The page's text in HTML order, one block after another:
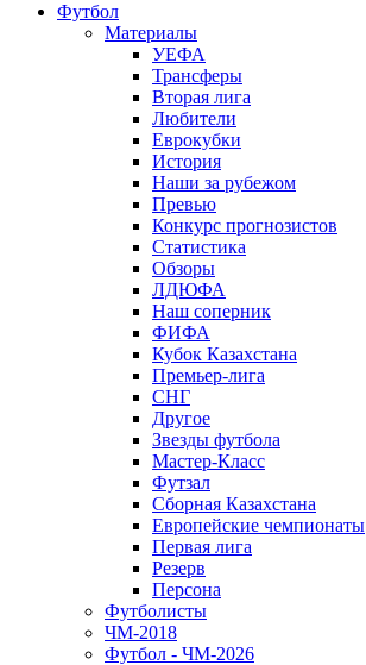
Футбол
Материалы
УЕФА
Трансферы
Вторая лига
Любители
Еврокубки
История
Наши за рубежом
Превью
Конкурс прогнозистов
Статистика
Обзоры
ЛДЮФА
Наш соперник
ФИФА
Кубок Казахстана
Премьер-лига
СНГ
Другое
Звезды футбола
Мастер-Класс
Футзал
Сборная Казахстана
Европейские чемпионаты
Первая лига
Резерв
Персона
Футболисты
ЧМ-2018
Футбол - ЧМ-2026